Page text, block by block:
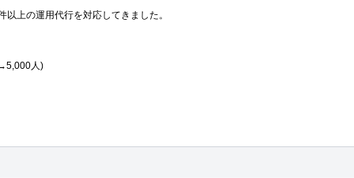
上の運用代行を対応してきました。
人)